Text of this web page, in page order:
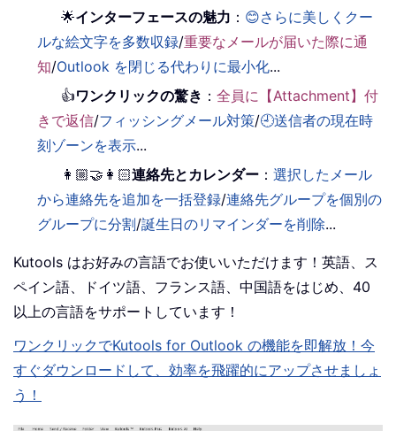
🌟インターフェースの魅力 ： 😊さらに美しくクー
ルな絵文字を多数収録/重要なメールが届いた際に通
知/Outlook を閉じる代わりに最小化...
👍ワンクリックの驚き ：全員に【Attachment】付
きで返信/フィッシングメール対策/🕘送信者の現在時
刻ゾーンを表示...
👩🏼‍🤝‍👩🏻連絡先とカレンダー ：選択したメール
から連絡先を追加を一括登録/連絡先グループを個別の
グループに分割/誕生日のリマインダーを削除...
Kutools はお好みの言語でお使いいただけます！英語、ス
ペイン語、ドイツ語、フランス語、中国語をはじめ、40
以上の言語をサポートしています！
ワンクリックでKutools for Outlook の機能を即解放！今
すぐダウンロードして、効率を飛躍的にアップさせましょ
う！